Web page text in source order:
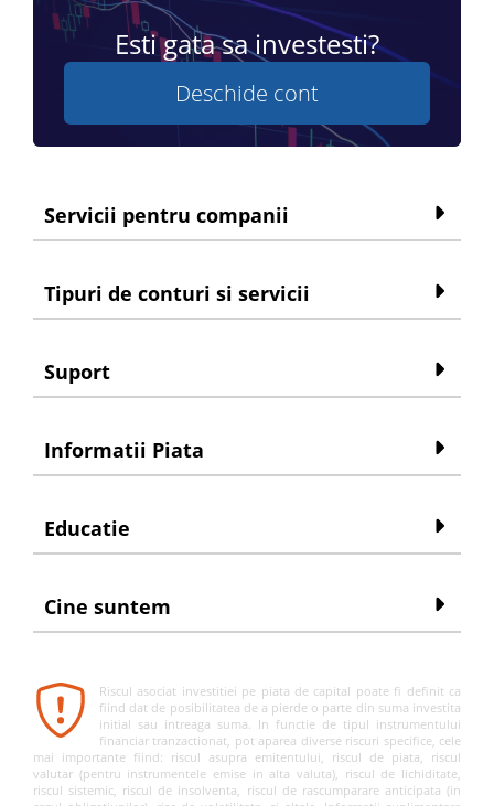
Esti gata sa investesti?
Deschide cont
Servicii pentru companii
Tipuri de conturi si servicii
Suport
Informatii Piata
Educatie
Cine suntem
Riscul asociat investitiei pe piata de capital poate fi definit ca
fiind dat de posibilitatea de a pierde o parte din suma investita
initial sau intreaga suma. In functie de tipul instrumentului
financiar tranzactionat, pot aparea diverse riscuri specifice, cele
mai importante fiind: riscul asupra emitentului, riscul de piata, riscul
valutar (pentru instrumentele emise in alta valuta), riscul de lichiditate,
riscul sistemic, riscul de insolventa, riscul de rascumparare anticipata (in